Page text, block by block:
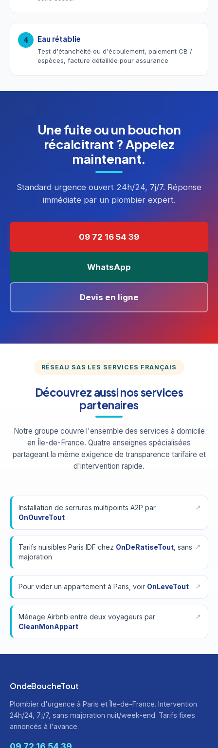
4 Eau rétablie
Test d'étanchéité ou d'écoulement, paiement CB /
espèces, facture détaillée pour assurance
Une fuite ou un bouchon
récalcitrant ? Appelez
maintenant.
Standard urgence ouvert 24h/24, 7j/7. Réponse
immédiate par un plombier expert.
09 72 16 54 39
WhatsApp
Devis en ligne
RÉSEAU SAS LES SERVICES FRANÇAIS
Découvrez aussi nos services
partenaires
Notre groupe couvre l'ensemble des services à domicile
en Île-de-France. Quatre enseignes spécialisées
partageant la même exigence de transparence tarifaire et
d'intervention rapide.
Installation de serrures multipoints A2P par
OnOuvreTout
Tarifs nuisibles Paris IDF chez OnDeRatiseTout, sans
majoration
Pour vider un appartement à Paris, voir OnLeveTout
Ménage Airbnb entre deux voyageurs par
CleanMonAppart
OndeBoucheTout
Plombier d'urgence à Paris et Île-de-France. Intervention
24h/24, 7j/7, sans majoration nuit/week-end. Tarifs fixes
annoncés à l'avance.